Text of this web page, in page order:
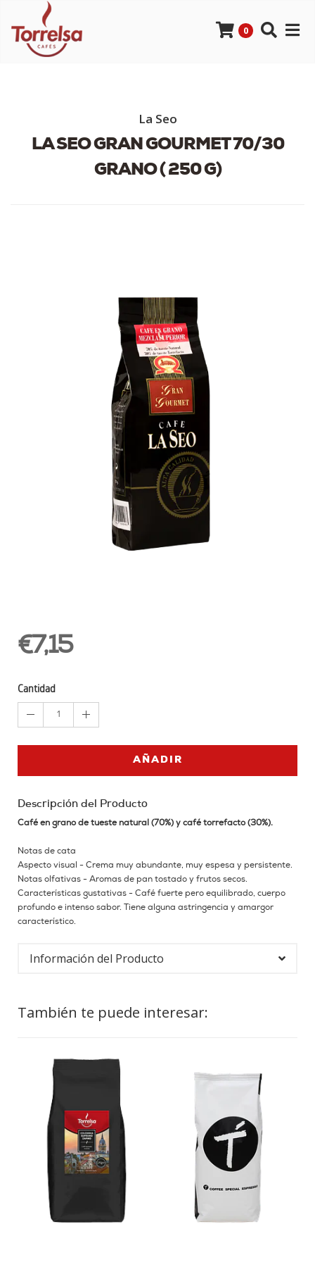
0
La Seo
LA SEO GRAN GOURMET 70/30
GRANO ( 250 G)
€7,15
Cantidad
1
AÑADIR
Descripción del Producto
Café en grano de tueste natural (70%) y café torrefacto (30%).
Notas de cata
Aspecto visual - Crema muy abundante, muy espesa y persistente.
Notas olfativas - Aromas de pan tostado y frutos secos.
Características gustativas - Café fuerte pero equilibrado, cuerpo
profundo e intenso sabor. Tiene alguna astringencia y amargor
característico.
Información del Producto
También te puede interesar: